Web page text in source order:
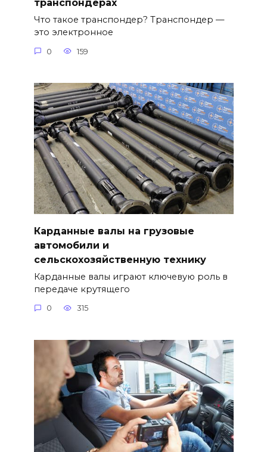
транспондерах
Что такое транспондер? Транспондер —
это электронное
0 159
Карданные валы на грузовые
автомобили и
сельскохозяйственную технику
Карданные валы играют ключевую роль в
передаче крутящего
0 315